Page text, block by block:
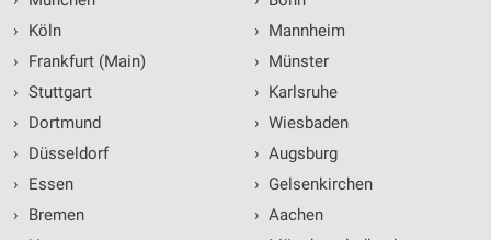
›
Köln
›
Frankfurt (Main)
› Stuttgart
›
Dortmund
›
Düsseldorf
›
Essen
›
Bremen
› Mannheim
› Münster
› Karlsruhe
› Wiesbaden
› Augsburg
› Gelsenkirchen
› Aachen
Geräte anhand von aktiv angeforderten
Informationen identifizieren
Nicht-IAB-Verarbeitungszwecke:
Notwendig